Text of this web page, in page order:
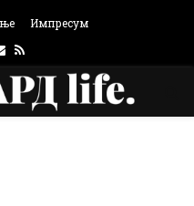
Импресум
Email
Rss